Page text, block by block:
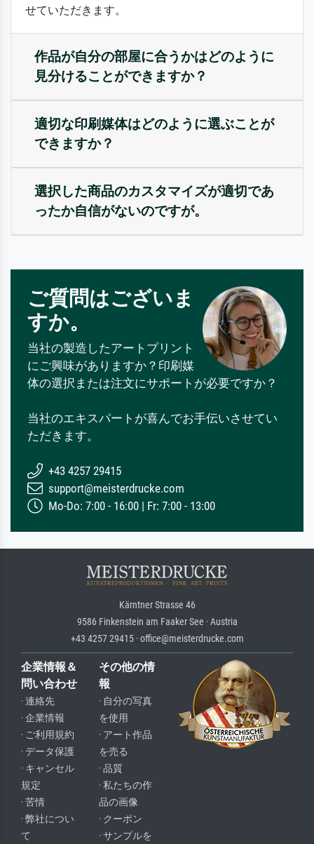
せていただきます。
作品が自分の部屋に合うかはどのように
見分けることができますか？
適切な印刷媒体はどのように選ぶことが
できますか？
選択した商品のカスタマイズが適切であ
ったか自信がないのですが。
ご質問はございま
すか。
当社の製造したアートプリント
にご興味がありますか？印刷媒
体の選択または注文にサポートが必要ですか？
当社のエキスパートが喜んでお手伝いさせてい
ただきます。
+43 4257 29415
support@meisterdrucke.com
Mo-Do: 7:00 - 16:00 | Fr: 7:00 - 13:00
Kärntner Strasse 46
9586 Finkenstein am Faaker See · Austria
+43 4257 29415 · office@meisterdrucke.com
企業情報＆
問い合わせ
· 連絡先
· 企業情報
· ご利用規約
· データ保護
· キャンセル
規定
· 苦情
· 弊社につい
て
その他の情
報
· 自分の写真
を使用
· アート作品
を売る
· 品質
· 私たちの作
品の画像
· クーポン
· サンプルを